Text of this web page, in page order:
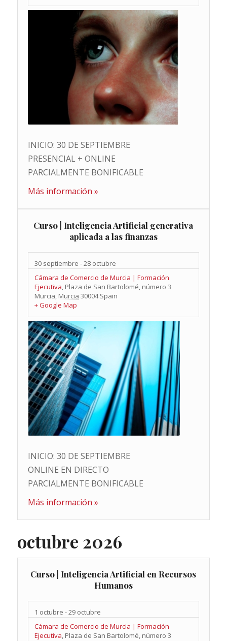
INICIO: 30 DE SEPTIEMBRE
PRESENCIAL + ONLINE
PARCIALMENTE BONIFICABLE
Más información »
Curso | Inteligencia Artificial generativa
aplicada a las finanzas
30 septiembre -28 octubre
Cámara de Comercio de Murcia | Formación
Ejecutiva, Plaza de San Bartolomé, número 3
Murcia, Murcia 30004 Spain
+ Google Map
INICIO: 30 DE SEPTIEMBRE
ONLINE EN DIRECTO
PARCIALMENTE BONIFICABLE
Más información »
octubre 2026
Curso | Inteligencia Artificial en Recursos
Humanos
1 octubre -29 octubre
Cámara de Comercio de Murcia | Formación
Ejecutiva, Plaza de San Bartolomé, número 3